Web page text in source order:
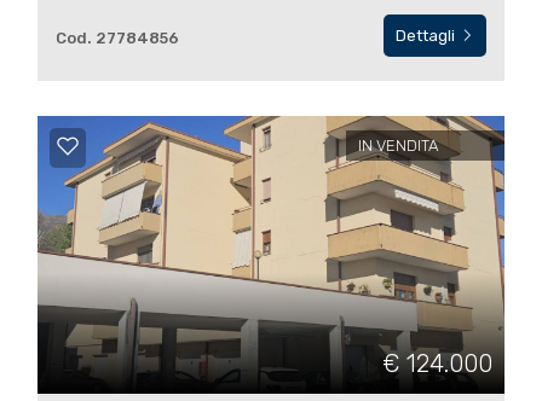
Cod. 27784856 Dettagli
IN VENDITA
€ 124.000
mq
Locali
minimi